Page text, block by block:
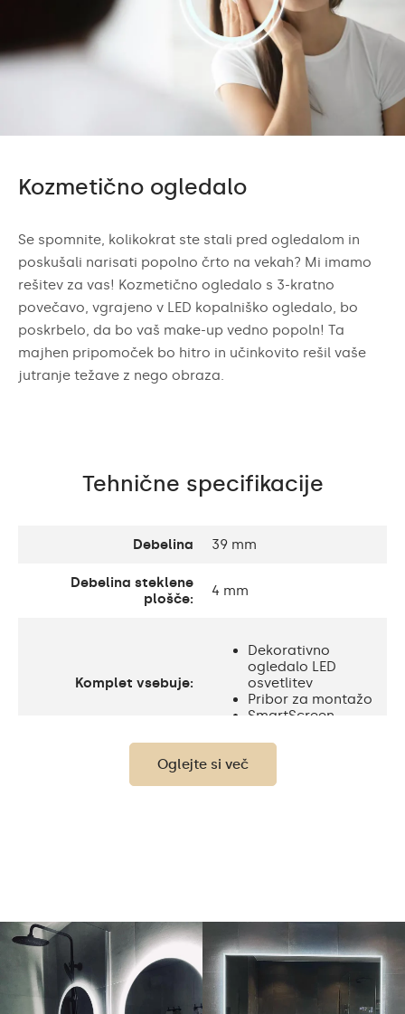
Kozmetično ogledalo
Se spomnite, kolikokrat ste stali pred ogledalom in
poskušali narisati popolno črto na vekah? Mi imamo
rešitev za vas! Kozmetično ogledalo s 3-kratno
povečavo, vgrajeno v LED kopalniško ogledalo, bo
poskrbelo, da bo vaš make-up vedno popoln! Ta
majhen pripomoček bo hitro in učinkovito rešil vaše
jutranje težave z nego obraza.
Tehnične specifikacije
Debelina 39 mm
Debelina steklene
plošče:
4 mm
Komplet vsebuje:
Dekorativno
ogledalo LED
osvetlitev
Pribor za montažo
SmartScreen
Zaščita IP20
Barva LED
Topla bela 3000K /
Nevtralna bela 4500K /
Hladna bela 7000K /
Philips LED 6500K/
Philips LED nevtralna
Oglejte si več